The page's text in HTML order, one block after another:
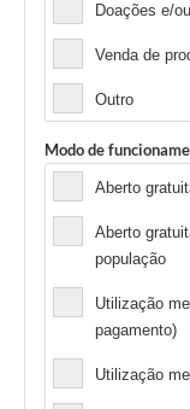
Doações e/
Venda de
Outro
Modo de
Aberto
Aberto
população
Utilização
pagamento)
Utilização